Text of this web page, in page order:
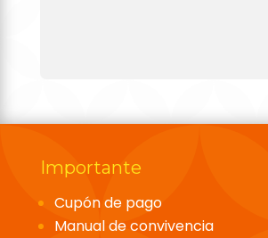
Importante
Cupón de pago
Manual de convivencia